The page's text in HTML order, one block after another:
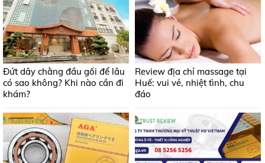
Đứt dây chằng đầu gối để lâu
có sao không? Khi nào cần đi
khám?
Review địa chỉ massage tại
Huế: vui vẻ, nhiệt tình, chu
đáo